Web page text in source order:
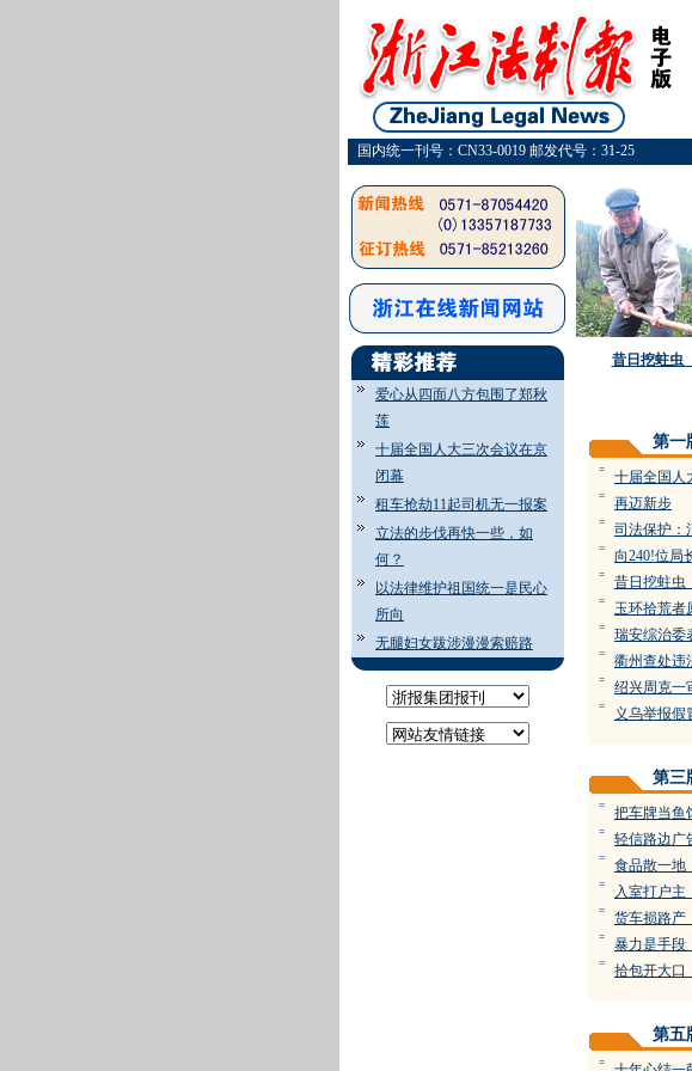
国内统一刊号：CN33-0019 邮发代号：31-25
爱心从四面八方包围了郑秋
莲
十届全国人大三次会议在京
闭幕
租车抢劫11起司机无一报案
立法的步伐再快一些，如
何？
以法律维护祖国统一是民心
所向
无腿妇女跋涉漫漫索赔路
昔日挖蛀
第一
= 十届全国人
= 再迈新步
= 司法保护：
= 向240!位局
= 昔日挖蛀
= 玉环拾荒者
= 瑞安综治委
= 衢州查处违
= 绍兴周克一
= 义乌举报假
第三
= 把车牌当
= 轻信路边
= 食品散一
= 入室打户
= 货车损路
= 暴力是手
= 拾包开大
第五
=